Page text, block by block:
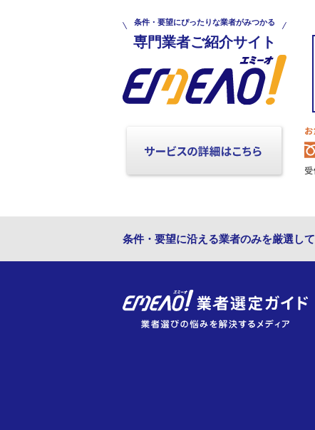
条件・要望にぴったりな業者がみつかる
専門業者ご紹介サイト
条件・要望に沿える業者のみを厳選し